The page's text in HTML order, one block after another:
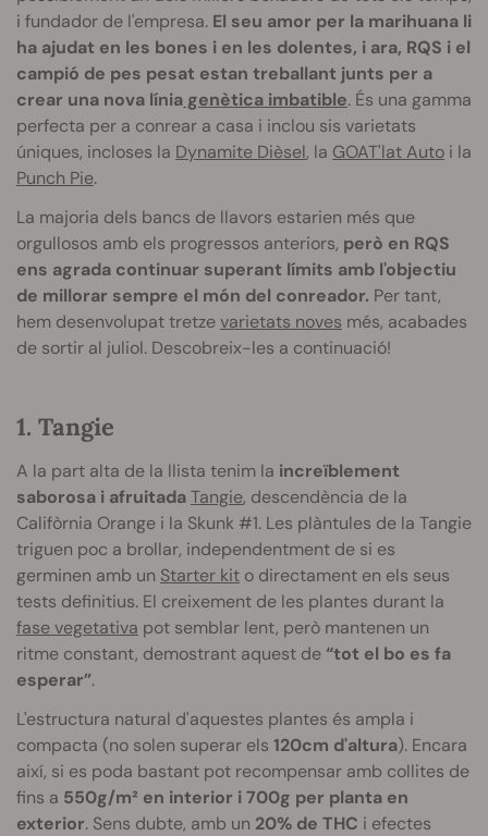
i fundador de l'empresa. El seu amor per la marihuana li
ha ajudat en les bones i en les dolentes, i ara, RQS i el
campió de pes pesat estan treballant junts per a
crear una nova línia genètica imbatible. És una gamma
perfecta per a conrear a casa i inclou sis varietats
úniques, incloses la Dynamite Dièsel, la GOAT'lat Auto i la
Punch Pie.
La majoria dels bancs de llavors estarien més que
orgullosos amb els progressos anteriors, però en RQS
ens agrada continuar superant límits amb l'objectiu
de millorar sempre el món del conreador. Per tant,
hem desenvolupat tretzevarietats noves més, acabades
de sortir al juliol. Descobreix-les a continuació!
1. Tangie
A la part alta de la llista tenim la increïblement
saborosa i afruitadaTangie, descendència de la
Califòrnia Orange i la Skunk #1. Les plàntules de la Tangie
triguen poc a brollar, independentment de si es
germinen amb un Starter kit o directament en els seus
tests definitius. El creixement de les plantes durant la
fase vegetativa pot semblar lent, però mantenen un
ritme constant, demostrant aquest de“tot el bo es fa
esperar”.
L'estructura natural d'aquestes plantes és ampla i
compacta (no solen superar els 120cm d'altura). Encara
així, si es poda bastant pot recompensar amb collites de
fins a 550g/m² en interior i 700g per planta en
exterior. Sens dubte, amb un 20% de THC i efectes